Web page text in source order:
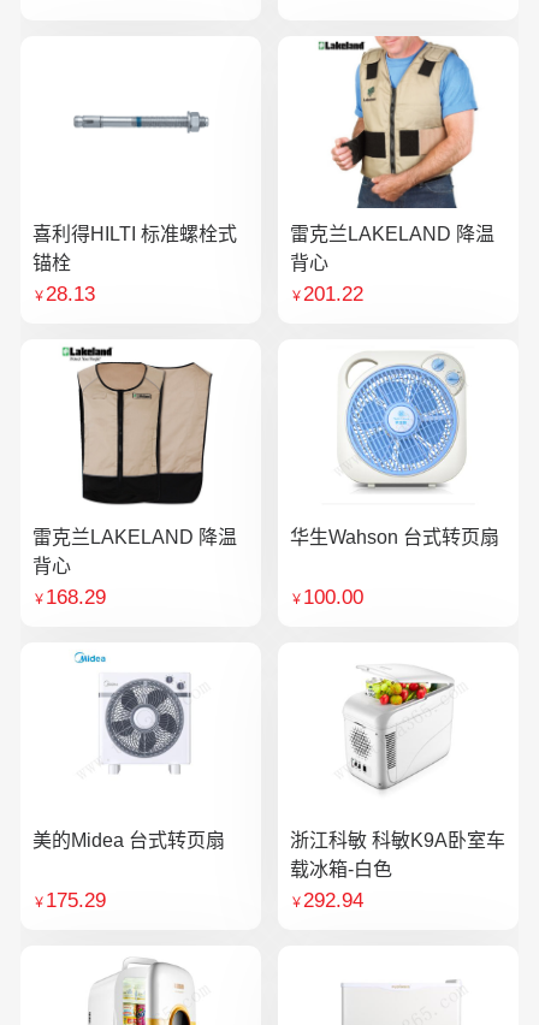
喜利得HILTI 标准螺栓式
锚栓
￥28.13
雷克兰LAKELAND 降温
背心
￥201.22
雷克兰LAKELAND 降温
背心
￥ 168.29
华生Wahson 台式转页扇
￥ 100.00
美的Midea 台式转页扇
￥ 175.29
浙江科敏 科敏K9A卧室车
载冰箱-白色
￥292.94